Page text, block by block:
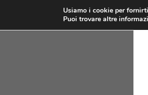
Usiamo i cookie per
Puoi trovare altre